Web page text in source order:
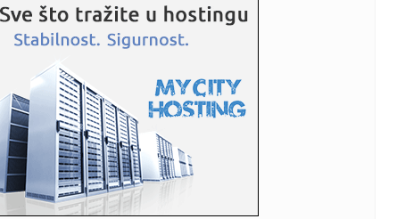
18:48: Poljoprivrednicima potrebne milijarde evra pomoći
18:48:
dugačak 2 ...
18:48:Crvena, žuta, zelena ili plava: Šta znače lampice na
instrumen...
18:46:Vučić najavio veća primanja građana: "Penzije će da prate
18:46:NJUELS SE OPROSTIO OD MESIJEVOG OCA: Emotivna